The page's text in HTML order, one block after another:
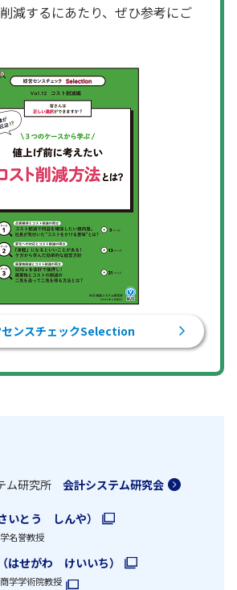
減するにあたり、ぜひ参考にご
ンスチェックSelection
ム研究所 会計システム研究会
とう しんや）
名誉教授
せがわ けいいち）
学学術院教授